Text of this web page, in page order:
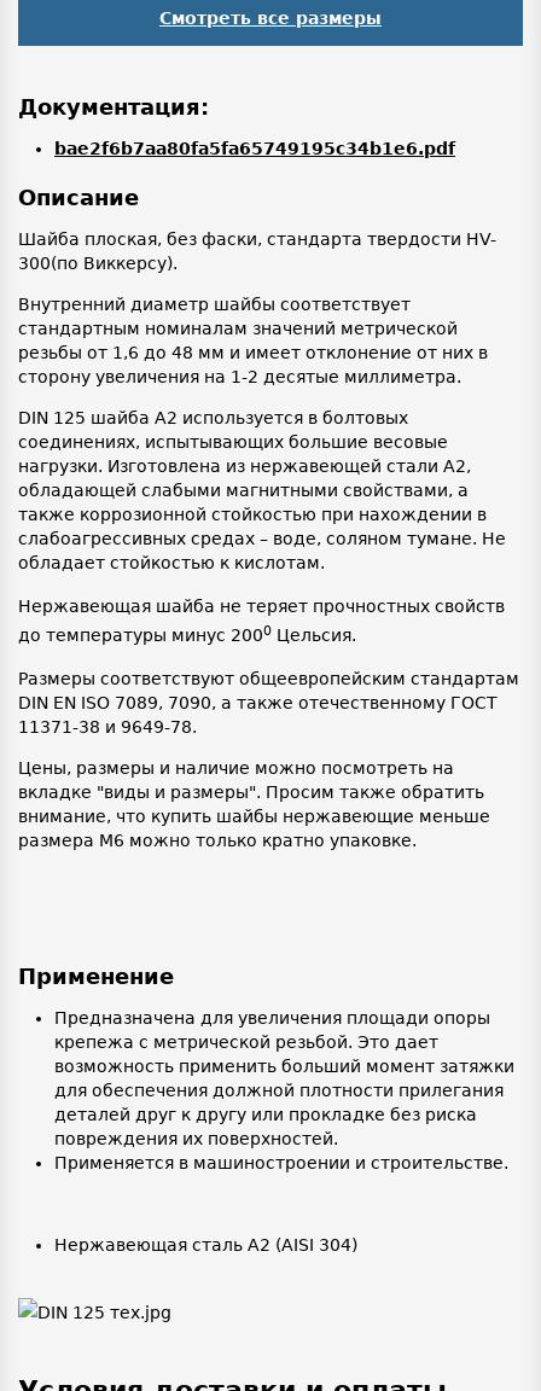
Смотреть все размеры
Документация:
bae2f6b7aa80fa5fa65749195c34b1e6.pdf
Описание
Шайба плоская, без фаски, стандарта твердости HV-
300(по Виккерсу).
Внутренний диаметр шайбы соответствует
стандартным номиналам значений метрической
резьбы от 1,6 до 48 мм и имеет отклонение от них в
сторону увеличения на 1-2 десятые миллиметра.
DIN 125 шайба А2 используется в болтовых
соединениях, испытывающих большие весовые
нагрузки. Изготовлена из нержавеющей стали А2,
обладающей слабыми магнитными свойствами, а
также коррозионной стойкостью при нахождении в
слабоагрессивных средах – воде, соляном тумане. Не
обладает стойкостью к кислотам.
Нержавеющая шайба не теряет прочностных свойств
до температуры минус 2000 Цельсия.
Размеры соответствуют общеевропейским стандартам
DIN EN ISO 7089, 7090, а также отечественному ГОСТ
11371-38 и 9649-78.
Цены, размеры и наличие можно посмотреть на
вкладке "виды и размеры". Просим также обратить
внимание, что купить шайбы нержавеющие меньше
размера М6 можно только кратно упаковке.
Применение
Предназначена для увеличения площади опоры
крепежа с метрической резьбой. Это дает
возможность применить больший момент затяжки
для обеспечения должной плотности прилегания
деталей друг к другу или прокладке без риска
повреждения их поверхностей.
Применяется в машиностроении и строительстве.
Нержавеющая сталь A2 (AISI 304)